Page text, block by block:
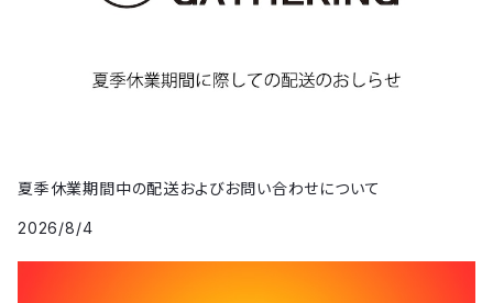
夏季休業期間中の配送およびお問い合わせについて
2026/8/4